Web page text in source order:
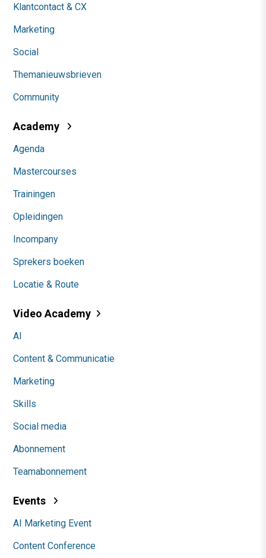
Klantcontact & CX
Marketing
Social
Themanieuwsbrieven
Community
Academy
Agenda
Mastercourses
Trainingen
Opleidingen
Incompany
Sprekers boeken
Locatie & Route
Video Academy
AI
Content & Communicatie
Marketing
Skills
Social media
Abonnement
Teamabonnement
Events
AI Marketing Event
Content Conference